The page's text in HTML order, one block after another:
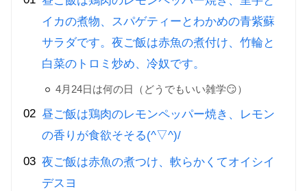
イカの煮物、スパゲティーとわかめの青紫蘇
サラダです。夜ご飯は赤魚の煮付け、竹輪と
白菜のトロミ炒め、冷奴です。
4月24日は何の日（どうでもいい雑学😏）
昼ご飯は鶏肉のレモンペッパー焼き、レモン
の香りが食欲そそる(^▽^)/
夜ご飯は赤魚の煮つけ、軟らかくてオイシイ
デスヨ